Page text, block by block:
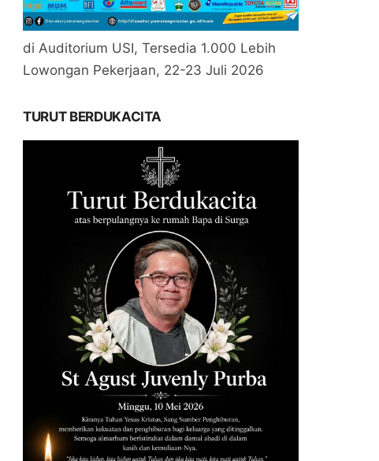
di Auditorium USI, Tersedia 1.000 Lebih
Lowongan Pekerjaan, 22-23 Juli 2026
TURUT BERDUKACITA